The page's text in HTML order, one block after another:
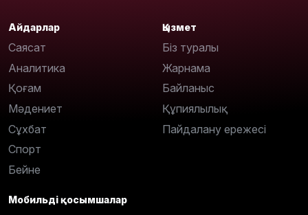
Айдарлар
Саясат
Аналитика
Қоғам
Мәдениет
Сұхбат
Спорт
Бейне
Қызмет
Біз туралы
Жарнама
Байланыс
Құпиялылық
Пайдалану ережесі
Мобильді қосымшалар